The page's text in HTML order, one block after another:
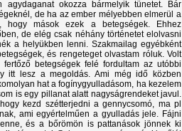
agydaganat okozza bármelyik tünetet. Bár
de ha az ember mélyebben elmerül a
mások ezek a betegségek. Ehhez
de elég csak néhány történetet elolvasni
a helyükben lenni. Szakmailag egyébként
és rengeteget olvastam róluk. Volt
betegségek felé fordultam az utóbbi
itt lesz a megoldás. Ami még idő közben
hat a fogínygyulladásom, ha kezelem
is egy pillanat alatt nagyságrendeket javul.
kezd szétterjedni a gennycsomó, ma pl
ami egyértelműen a gyulladás jele. Fájni
és a bőrömön is pattanások jönnek ki